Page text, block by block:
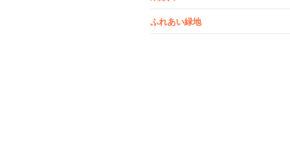
ふれあい緑地